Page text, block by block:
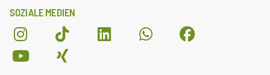
SOZIALE MEDIEN